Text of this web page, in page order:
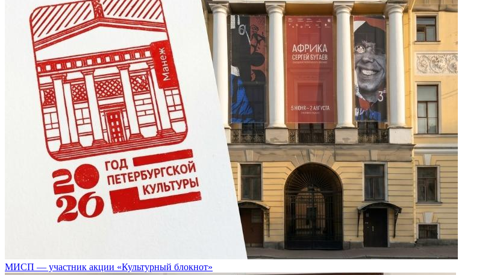
МИСП — участник акции «Культурный блокнот»